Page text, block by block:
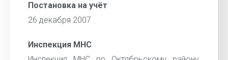
Постановка на учёт
26 декабря 2007
Инспекция МНС